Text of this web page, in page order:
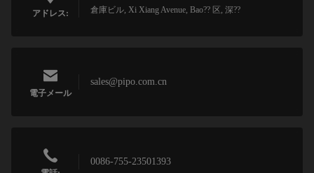
アドレス:
倉庫ビル, Xi Xiang Avenue, Bao?? 区, 深??
電子メール
sales@pipo.com.cn
0086-755-23501393